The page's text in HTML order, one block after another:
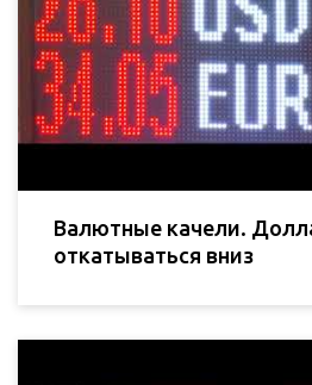
Валютные качели.
откатываться вниз